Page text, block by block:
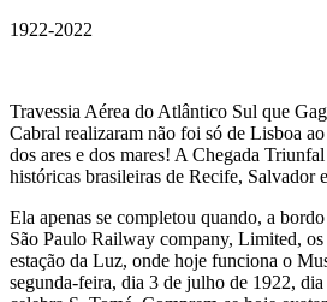
1922-2022
Travessia Aérea do Atlântico Sul que
Cabral realizaram não foi só de Lisboa
dos ares e dos mares! A Chegada
históricas brasileiras de Recife, Salvador
Ela apenas se completou quando, a
São Paulo Railway company, Limited, os
estação da Luz, onde hoje funciona o
segunda-feira, dia 3 de julho de 1922,